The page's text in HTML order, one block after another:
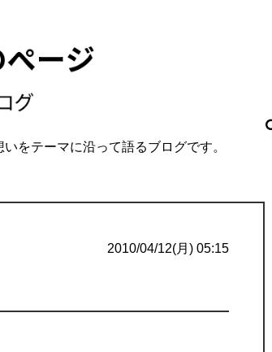
をテーマに沿って語るブログです。
2010/04/12(月) 05:15